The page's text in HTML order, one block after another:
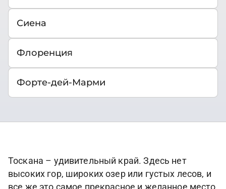
Сиена
Флоренция
Форте-дей-Марми
Тоскана – удивительный край. Здесь нет
высоких гор, широких озер или густых лесов, и
все же это самое прекрасное и желанное место